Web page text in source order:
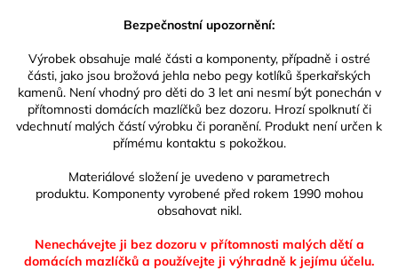
Bezpečnostní upozornění:
Výrobek obsahuje malé části a komponenty, případně i ostré
části, jako jsou brožová jehla nebo pegy kotlíků šperkařských
kamenů. Není vhodný pro děti do 3 let ani nesmí být ponechán v
přítomnosti domácích mazlíčků bez dozoru. Hrozí spolknutí či
vdechnutí malých částí výrobku či poranění. Produkt není určen k
přímému kontaktu s pokožkou.
Materiálové složení je uvedeno v parametrech
produktu. Komponenty vyrobené před rokem 1990 mohou
obsahovat nikl.
Nenechávejte ji bez dozoru v přítomnosti malých dětí a
domácích mazlíčků a používejte ji výhradně k jejímu účelu.